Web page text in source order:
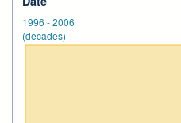
1996 -2006
(decades)